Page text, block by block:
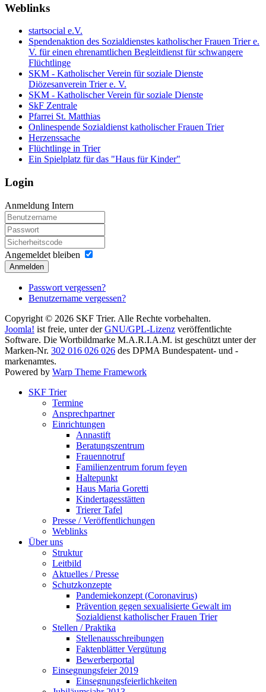
Weblinks
startsocial e.V.
Spendenaktion des Sozialdienstes katholischer Frauen Trier e.
V. für einen ehrenamtlichen Begleitdienst für schwangere
Flüchtlinge
SKM - Katholischer Verein für soziale Dienste
Diözesanverein Trier e. V.
SKM - Katholischer Verein für soziale Dienste
SkF Zentrale
Pfarrei St. Matthias
Onlinespende Sozialdienst katholischer Frauen Trier
Herzenssache
Flüchtlinge in Trier
Ein Spielplatz für das "Haus für Kinder"
Login
Anmeldung Intern
Angemeldet bleiben
Anmelden
Passwort vergessen?
Benutzername vergessen?
Copyright © 2026 SKF Trier. Alle Rechte vorbehalten.
Joomla! ist freie, unter derGNU/GPL-Lizenz veröffentlichte
Software. Die Wortbildmarke M.A.R.I.A.M. ist geschützt unter der
Marken-Nr. 302 016 026 026 des DPMA Bundespatent- und -
markenamtes.
Powered by Warp Theme Framework
SKF Trier
Termine
Ansprechpartner
Einrichtungen
Annastift
Beratungszentrum
Frauennotruf
Familienzentrum forum feyen
Haltepunkt
Haus Maria Goretti
Kindertagesstätten
Trierer Tafel
Presse / Veröffentlichungen
Weblinks
Über uns
Struktur
Leitbild
Aktuelles / Presse
Schutzkonzepte
Pandemiekonzept (Coronavirus)
Prävention gegen sexualisierte Gewalt im
Sozialdienst katholischer Frauen Trier
Stellen / Praktika
Stellenausschreibungen
Faktenblätter Vergütung
Bewerberportal
Einsegnungsfeier 2019
Einsegnungsfeierlichkeiten